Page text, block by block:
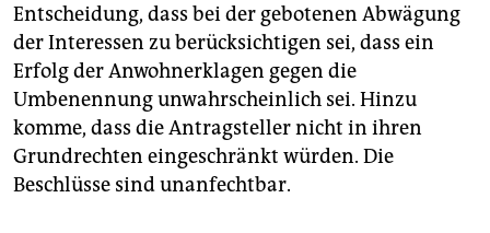
Entscheidung, dass bei der gebotenen Abwägung
der Interessen zu berücksichtigen sei, dass ein
Erfolg der Anwohnerklagen gegen die
Umbenennung unwahrscheinlich sei. Hinzu
komme, dass die Antragsteller nicht in ihren
Grundrechten eingeschränkt würden. Die
Beschlüsse sind unanfechtbar.